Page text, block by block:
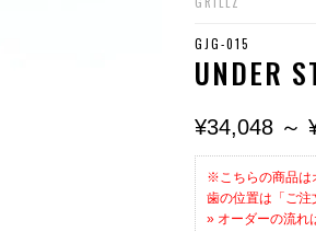
GJG-015
UNDER
¥34,048 ～
※こちらの商品は
歯の位置は「ご
» オーダーの流れ